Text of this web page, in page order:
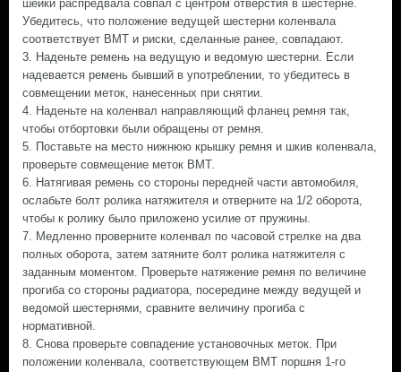
шейки распредвала совпал с центром отверстия в шестерне.
Убедитесь, что положение ведущей шестерни коленвала
соответствует ВМТ и риски, сделанные ранее, совпадают.
3. Наденьте ремень на ведущую и ведомую шестерни. Если
надевается ремень бывший в употреблении, то убедитесь в
совмещении меток, нанесенных при снятии.
4. Наденьте на коленвал направляющий фланец ремня так,
чтобы отбортовки были обращены от ремня.
5. Поставьте на место нижнюю крышку ремня и шкив коленвала,
проверьте совмещение меток ВМТ.
6. Натягивая ремень со стороны передней части автомобиля,
ослабьте болт ролика натяжителя и отверните на 1/2 оборота,
чтобы к ролику было приложено усилие от пружины.
7. Медленно проверните коленвал по часовой стрелке на два
полных оборота, затем затяните болт ролика натяжителя с
заданным моментом. Проверьте натяжение ремня по величине
прогиба со стороны радиатора, посередине между ведущей и
ведомой шестернями, сравните величину прогиба с
нормативной.
8. Снова проверьте совпадение установочных меток. При
положении коленвала, соответствующем ВМТ поршня 1-го